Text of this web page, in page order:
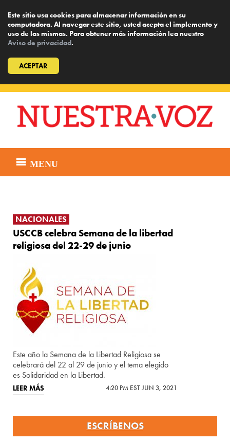
Este sitio usa cookies para almacenar información en su
computadora. Al navegar este sitio, usted acepta el implemento y
uso de las mismas. Para obtener más información lea nuestro
Aviso de privacidad.
ACEPTAR
content
MENU
NACIONALES
USCCB celebra Semana de la libertad
religiosa del 22-29 de junio
Este año la Semana de la Libertad Religiosa se
celebrará del 22 al 29 de junio y el tema elegido
es Solidaridad en la Libertad.
LEER MÁS 4:20 PM EST JUN 3, 2021
ESCRÍBENOS